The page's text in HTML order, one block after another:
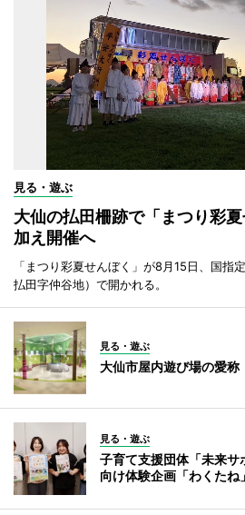
見る・遊ぶ
大仙の払田柵跡で「まつり彩
加え開催へ
「まつり彩夏せんぼく」が8月15日、国指
払田字仲谷地）で開かれる。
見る・遊ぶ
大仙市屋内遊び場の愛称
見る・遊ぶ
子育て支援団体「未来
向け体験企画「わくたね」